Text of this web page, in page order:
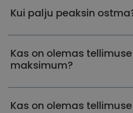
Kui palju peaksin
Kas on olemas tellimuse
maksimum?
Kas on olemas